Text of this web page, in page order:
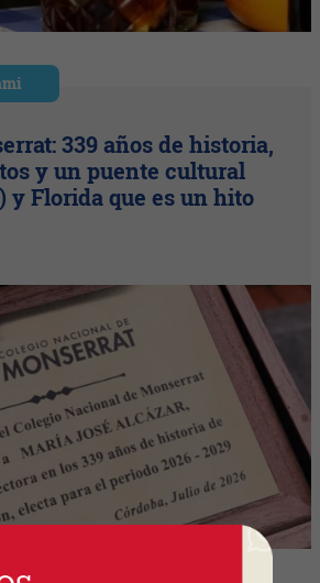
339 años de historia,
y un puente cultural
y Florida que es un hito